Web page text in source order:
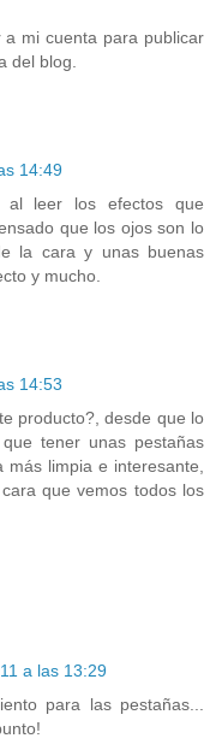
mi cuenta para publicar
del blog.
14:49
al leer los efectos que
que los ojos son lo
la cara y unas buenas
y mucho.
14:53
producto?, desde que lo
tener unas pestañas
limpia e interesante,
que vemos todos los
a las 13:29
para las pestañas...